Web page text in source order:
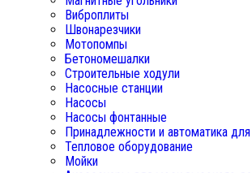
Виброплиты
Швонарезчики
Мотопомпы
Бетономешалки
Строительные ходули
Насосные станции
Насосы
Насосы фонтанные
Принадлежности и автоматика
Тепловое оборудование
Мойки